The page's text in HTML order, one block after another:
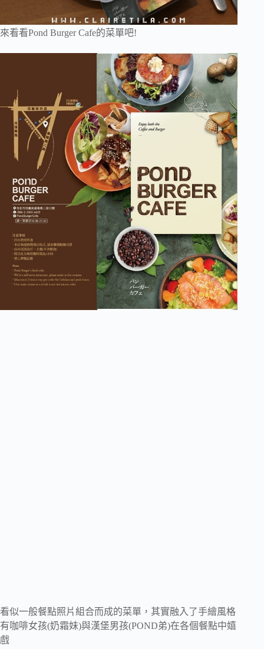
來看看Pond Burger Cafe的菜單吧!
看似一般餐點照片組合而成的菜單，其實融入了手繪風格
有咖啡女孩(奶霜妹)與漢堡男孩(POND弟)在各個餐點中嬉
戲